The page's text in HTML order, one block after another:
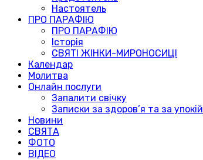
Настоятель
ПРО ПАРАФІЮ
ПРО ПАРАФІЮ
Історія
СВЯТІ ЖІНКИ-МИРОНОСИЦІ
Календар
Молитва
Онлайн послуги
Запалити свічку
Записки за здоров’я та за упокій
Новини
СВЯТА
ФОТО
ВІДЕО